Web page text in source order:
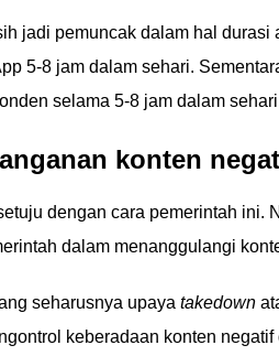
jadi pemuncak dalam hal durasi
5-8 jam dalam sehari.
selama 5-8 jam dalam
konten
dengan cara pemerintah ini.
dalam menanggulangi
seharusnya upaya takedown
keberadaan konten negatif